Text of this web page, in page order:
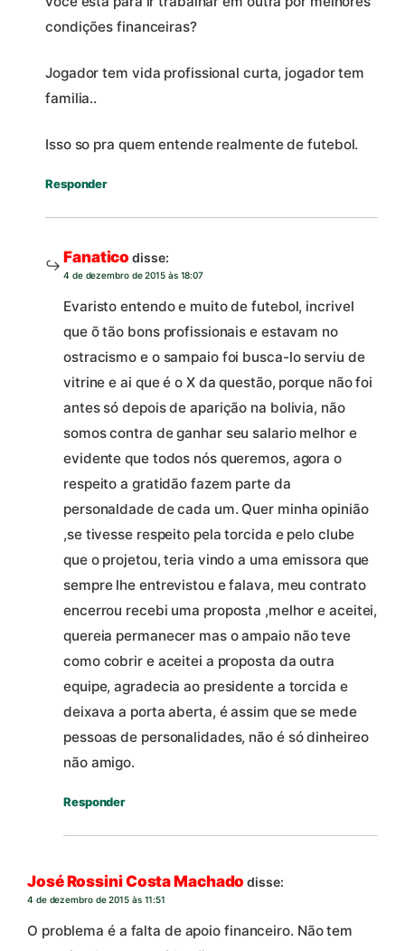
condições financeiras?
Jogador tem vida profissional curta, jogador tem
familia..
Isso so pra quem entende realmente de futebol.
Responder
Fanatico disse:
4 de dezembro de 2015 às 18:07
Evaristo entendo e muito de futebol, incrivel
que õ tão bons profissionais e estavam no
ostracismo e o sampaio foi busca-lo serviu de
vitrine e ai que é o X da questão, porque não foi
antes só depois de aparição na bolivia, não
somos contra de ganhar seu salario melhor e
evidente que todos nós queremos, agora o
respeito a gratidão fazem parte da
personaldade de cada um. Quer minha opinião
,se tivesse respeito pela torcida e pelo clube
que o projetou, teria vindo a uma emissora que
sempre lhe entrevistou e falava, meu contrato
encerrou recebi uma proposta ,melhor e aceitei,
quereia permanecer mas o ampaio não teve
como cobrir e aceitei a proposta da outra
equipe, agradecia ao presidente a torcida e
deixava a porta aberta, é assim que se mede
pessoas de personalidades, não é só dinheireo
não amigo.
Responder
José Rossini Costa Machado disse:
4 de dezembro de 2015 às 11:51
O problema é a falta de apoio financeiro. Não tem